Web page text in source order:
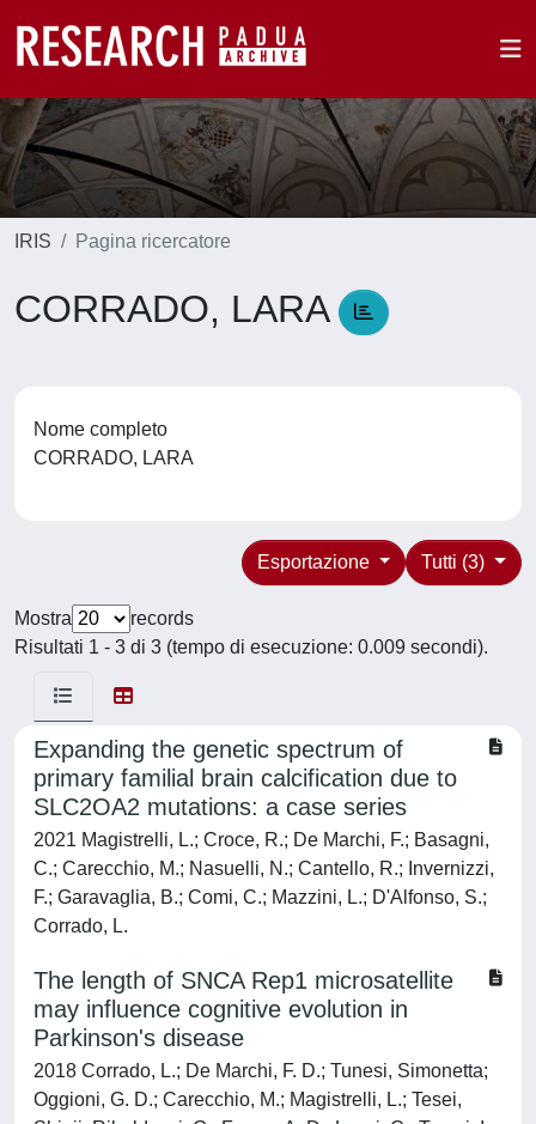
IRIS Pagina ricercatore
CORRADO, LARA
Nome completo
CORRADO, LARA
Tutti (3)
Esportazione
Mostra
records
Risultati 1 - 3 di 3 (tempo di esecuzione: 0.009 secondi).
Expanding the genetic spectrum of
primary familial brain calcification due to
SLC2OA2 mutations: a case series
2021 Magistrelli, L.; Croce, R.; De Marchi, F.; Basagni,
C.; Carecchio, M.; Nasuelli, N.; Cantello, R.; Invernizzi,
F.; Garavaglia, B.; Comi, C.; Mazzini, L.; D'Alfonso, S.;
Corrado, L.
The length of SNCA Rep1 microsatellite
may influence cognitive evolution in
Parkinson's disease
2018 Corrado, L.; De Marchi, F. D.; Tunesi, Simonetta;
Oggioni, G. D.; Carecchio, M.; Magistrelli, L.; Tesei,